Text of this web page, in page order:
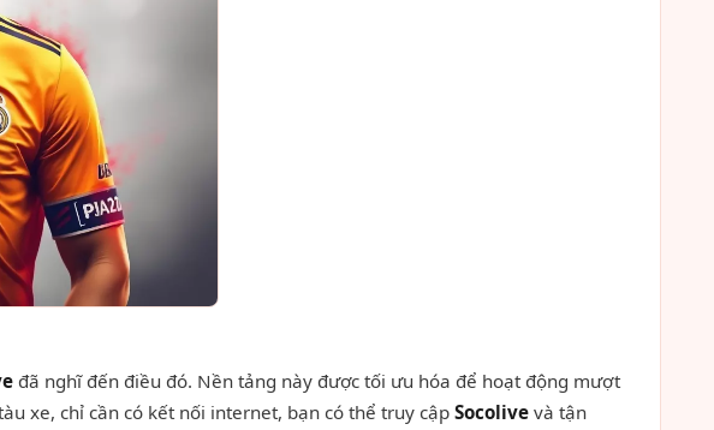
đã nghĩ đến điều đó. Nền tảng này được tối ưu hóa để hoạt động mượt
xe, chỉ cần có kết nối internet, bạn có thể truy cập Socolive và tận